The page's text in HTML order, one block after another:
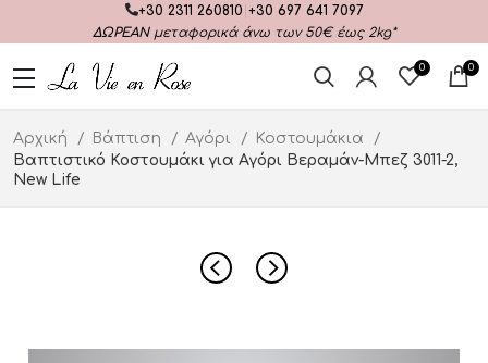
+30 2311 260810 +30 697 641 7097
ΔΩΡΕΑΝμεταφορικά άνω των 50€ έως 2kg*
0 0
Αρχική Βάπτιση Αγόρι
Κοστουμάκια
Βαπτιστικό Κοστουμάκι για Αγόρι Βεραμάν-Μπεζ 3011-2,
New Life